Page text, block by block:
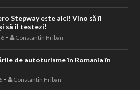
Stepway este aici! Vino să îl
să îl testezi!
- Constantin Hriban
de autoturisme în Romania în
- Constantin Hriban